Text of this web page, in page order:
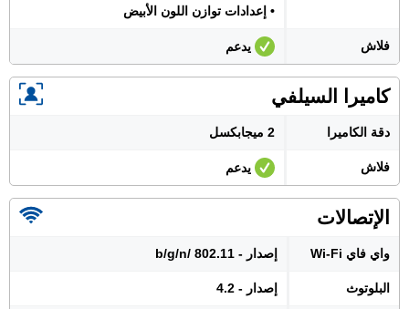
• إعدادات توازن اللون الأبيض
فلاش يدعم
كاميرا السيلفي
دقة الكاميرا 2 ميجابكسل
فلاش يدعم
الإتصالات
واي فاي Wi-Fi إصدار - 802.11 /b/g/n
البلوتوث إصدار - 4.2